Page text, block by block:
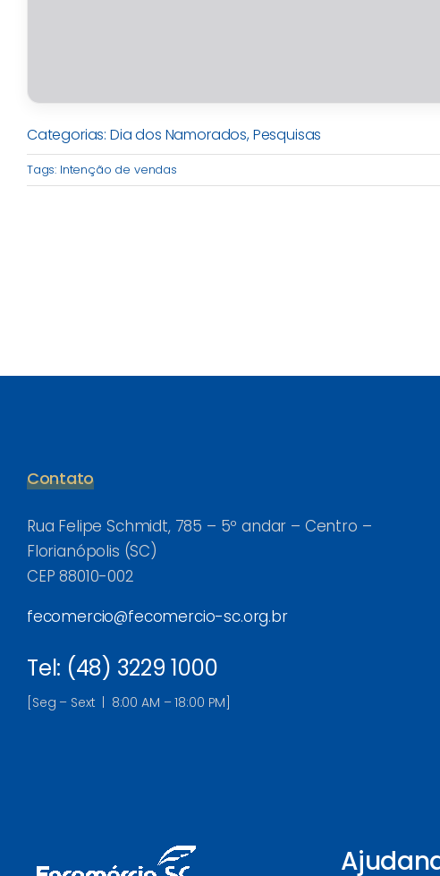
Categorias: Dia dos Namorados,Pesquisas
Tags: Intenção de vendas
Contato
Rua Felipe Schmidt, 785 – 5º andar – Centro –
Florianópolis (SC)
CEP 88010-002
fecomercio@fecomercio-sc.org.br
Tel: (48) 3229 1000
[Seg – Sext | 8:00 AM – 18:00 PM]